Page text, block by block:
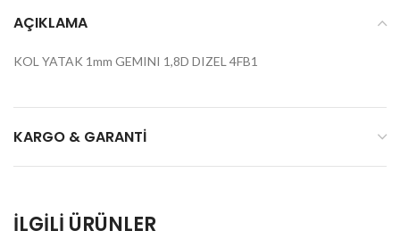
AÇIKLAMA
KOL YATAK 1mm GEMINI 1,8D DIZEL 4FB1
KARGO & GARANTI
İLGILI ÜRÜNLER